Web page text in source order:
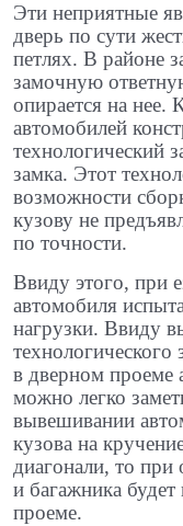
Эти неприятные
дверь по сути
петлях. В районе
замочную
опирается на нее.
автомобилей
технологический
замка. Этот
возможности
кузову не
по точности.
Ввиду этого, при
автомобиля
нагрузки. Ввиду
технологического
в дверном проеме
можно легко
вывешивании
кузова на
диагонали, то при
и багажника
проеме.